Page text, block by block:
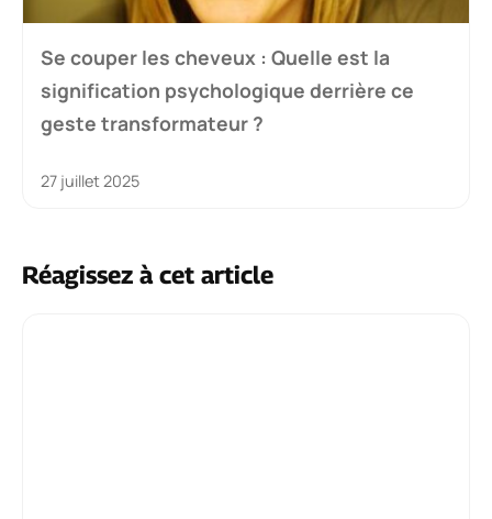
Se couper les cheveux : Quelle est la
signification psychologique derrière ce
geste transformateur ?
27 juillet 2025
Réagissez à cet article